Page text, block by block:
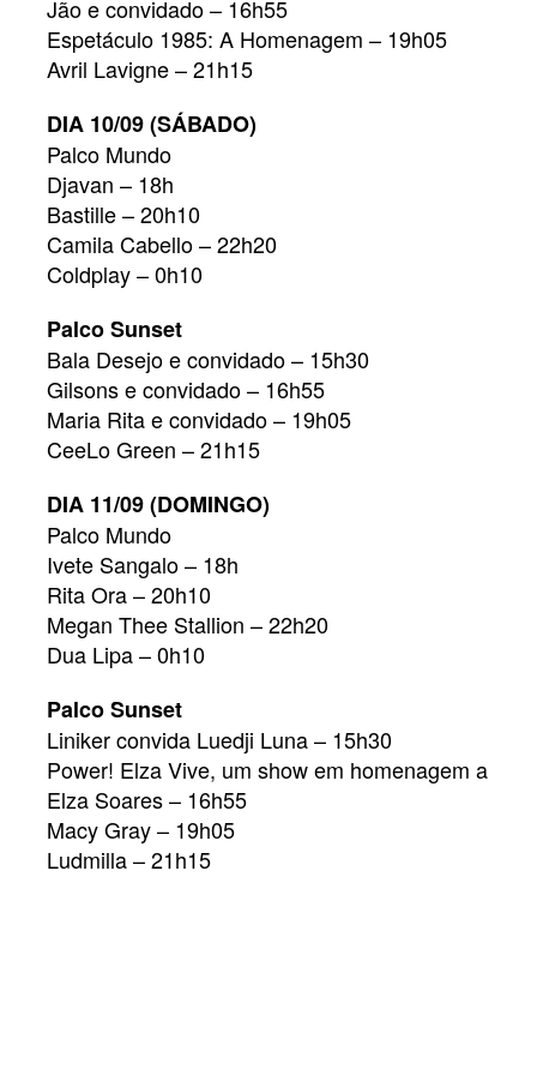
Jão e convidado – 16h55
Espetáculo 1985: A Homenagem – 19h05
Avril Lavigne – 21h15
DIA 10/09 (SÁBADO)
Palco Mundo
Djavan – 18h
Bastille – 20h10
Camila Cabello – 22h20
Coldplay – 0h10
Palco Sunset
Bala Desejo e convidado – 15h30
Gilsons e convidado – 16h55
Maria Rita e convidado – 19h05
CeeLo Green – 21h15
DIA 11/09 (DOMINGO)
Palco Mundo
Ivete Sangalo – 18h
Rita Ora – 20h10
Megan Thee Stallion – 22h20
Dua Lipa – 0h10
Palco Sunset
Liniker convida Luedji Luna – 15h30
Power! Elza Vive, um show em homenagem a
Elza Soares – 16h55
Macy Gray – 19h05
Ludmilla – 21h15